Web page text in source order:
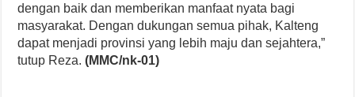
dengan baik dan memberikan manfaat nyata bagi
masyarakat. Dengan dukungan semua pihak, Kalteng
dapat menjadi provinsi yang lebih maju dan sejahtera,”
tutup Reza. (MMC/nk-01)